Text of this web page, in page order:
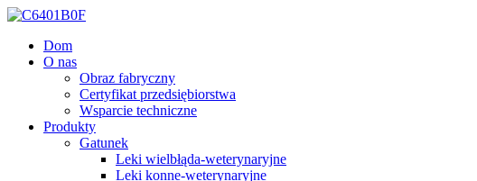
Dom
O nas
Obraz fabryczny
Certyfikat przedsiębiorstwa
Wsparcie techniczne
Produkty
Gatunek
Leki wielbłąda-weterynaryjne
Leki konne-weterynaryjne